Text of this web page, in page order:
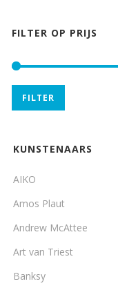
FILTER OP PRIJS
FILTER
KUNSTENAARS
AIKO
Amos Plaut
Andrew McAttee
Art van Triest
Banksy